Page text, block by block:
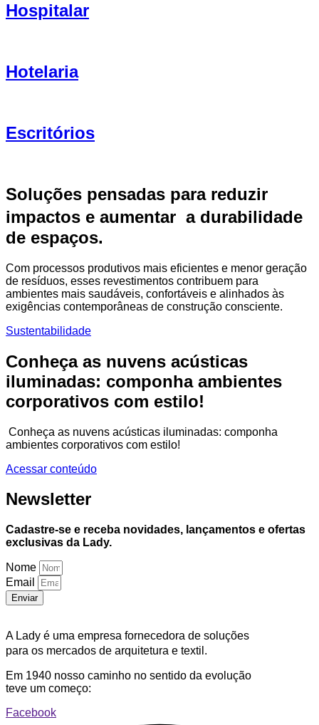
Hospitalar
Hotelaria
Escritórios
Soluções pensadas para reduzir
impactos e aumentar a durabilidade
de espaços.
Com processos produtivos mais eficientes e menor geração
de resíduos, esses revestimentos contribuem para
ambientes mais saudáveis, confortáveis e alinhados às
exigências contemporâneas de construção consciente.
Sustentabilidade
Conheça as nuvens acústicas
iluminadas: componha ambientes
corporativos com estilo!
Conheça as nuvens acústicas iluminadas: componha
ambientes corporativos com estilo!
Acessar conteúdo
Newsletter
Cadastre-se e receba novidades, lançamentos e ofertas
exclusivas da Lady.
Nome
Email
Enviar
A Lady é uma empresa fornecedora de soluções
para os mercados de arquitetura e textil.
Em 1940 nosso caminho no sentido da evolução
teve um começo:
Facebook